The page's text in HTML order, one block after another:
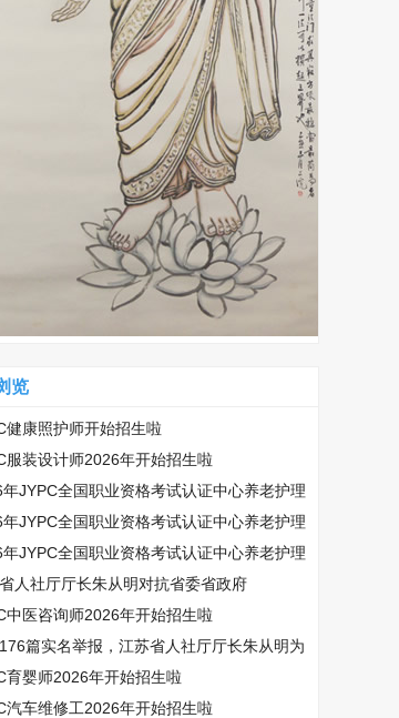
览
健康照护师开始招生啦
服装设计师2026年开始招生啦
JYPC全国职业资格考试认证中心养老护理
名啦
JYPC全国职业资格考试认证中心养老护理
名啦
JYPC全国职业资格考试认证中心养老护理
名啦
人社厅厅长朱从明对抗省委省政府
中医咨询师2026年开始招生啦
篇实名举报，江苏省人社厅厅长朱从明为
默
育婴师2026年开始招生啦
汽车维修工2026年开始招生啦